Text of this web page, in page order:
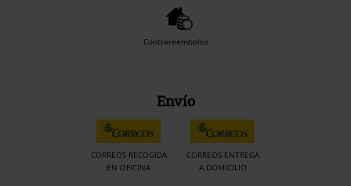
Contrareembolso
Envío
CORREOS RECOGIDA
EN OFICINA
CORREOS ENTREGA
A DOMICILIO